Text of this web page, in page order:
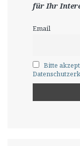
für Ihr
Email
Bitte